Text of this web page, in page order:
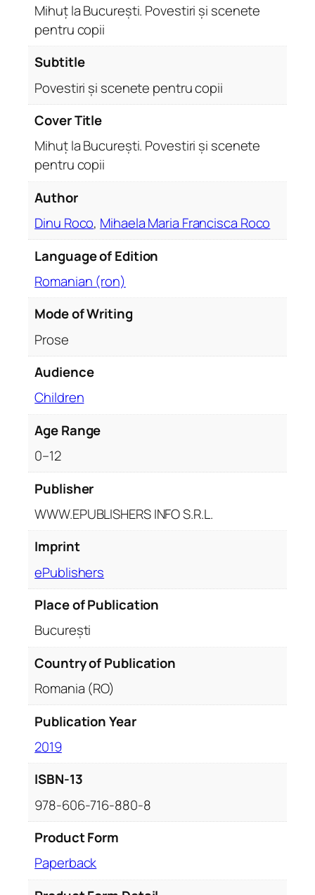
i
i
e
n
u
t
Mihuț la București. Povestiri și scenete
pentru copii
Subtitle
Povestiri și scenete pentru copii
Cover Title
Mihuț la București. Povestiri și scenete
pentru copii
Author
Dinu Roco, Mihaela Maria Francisca Roco
Language of Edition
Romanian (ron)
Mode of Writing
Prose
Audience
Children
Age Range
0–12
Publisher
WWW.EPUBLISHERS INFO S.R.L.
Imprint
ePublishers
Place of Publication
București
Country of Publication
Romania (RO)
Publication Year
2019
ISBN-13
978-606-716-880-8
Product Form
Paperback